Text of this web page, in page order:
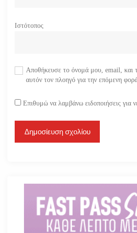
Ιστότοπος
Αποθήκευσε το όνομά μου, email, και
αυτόν τον πλοηγό για την επόμενη
Επιθυμώ να λαμβάνω ειδοποιήσεις για